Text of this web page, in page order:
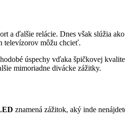
a ďalšie relácie. Dnes však slúžia
televízorov môžu chcieť.
úspechy vďaka špičkovej
mimoriadne divácke zážitky.
znamená zážitok, aký inde